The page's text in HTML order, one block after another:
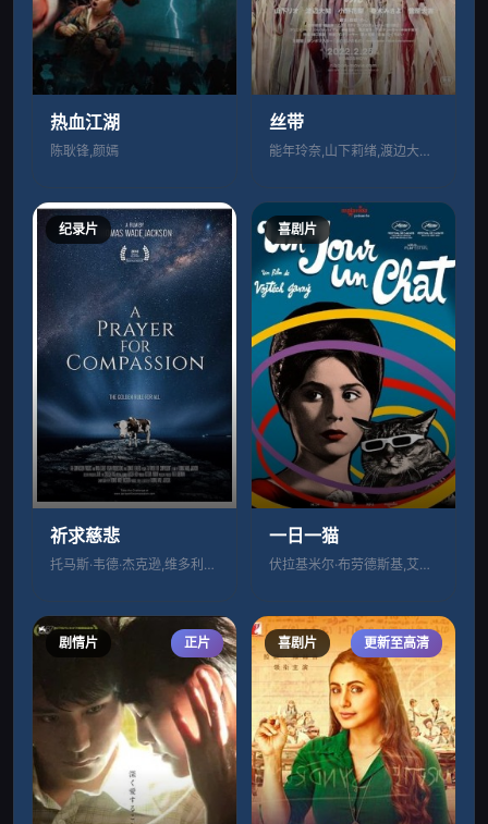
热血江湖
陈耿锋,颜嫣
丝带
能年玲奈,山下莉绪,渡边大知,菅原大吉,
纪录片
祈求慈悲
托马斯·韦德·杰克逊,维多利亚·莫兰,纳
喜剧片
一日一猫
伏拉基米尔·布劳德斯基,艾米丽娅·瓦萨约
剧情片 正片 喜剧片 更新至高清